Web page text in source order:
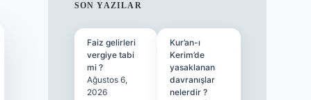
SIDEBAR
SON YAZILAR
Faiz gelirleri
vergiye tabi
mi ?
Ağustos 6,
2026
Kur’an-ı
Kerim’de
yasaklanan
davranışlar
nelerdir ?